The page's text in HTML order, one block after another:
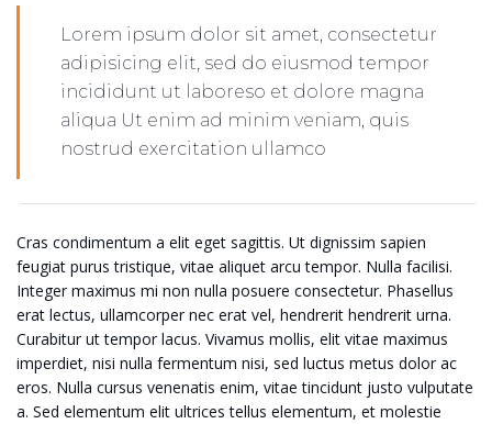
Lorem ipsum dolor sit amet, consectetur
adipisicing elit, sed do eiusmod tempor
incididunt ut laboreso et dolore magna
aliqua Ut enim ad minim veniam, quis
nostrud exercitation ullamco
Cras condimentum a elit eget sagittis. Ut dignissim sapien
feugiat purus tristique, vitae aliquet arcu tempor. Nulla facilisi.
Integer maximus mi non nulla posuere consectetur. Phasellus
erat lectus, ullamcorper nec erat vel, hendrerit hendrerit urna.
Curabitur ut tempor lacus. Vivamus mollis, elit vitae maximus
imperdiet, nisi nulla fermentum nisi, sed luctus metus dolor ac
eros. Nulla cursus venenatis enim, vitae tincidunt justo vulputate
a. Sed elementum elit ultrices tellus elementum, et molestie